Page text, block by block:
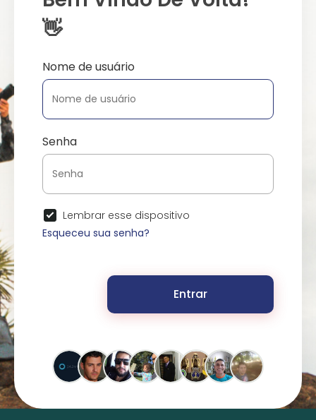
👋
Nome de usuário
Senha
Lembrar esse dispositivo
Esqueceu sua senha?
Entrar